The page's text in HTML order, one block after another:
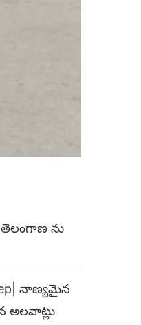
తెలంగాణ ను
నాణ్యమైన
అలవాట్లు